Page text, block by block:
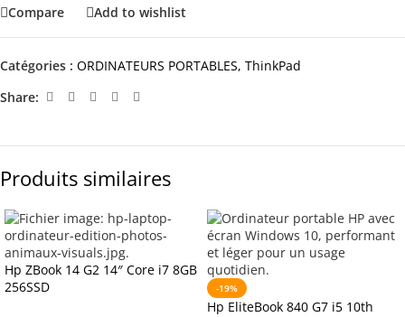
Compare Add to wishlist
Catégories : ORDINATEURS PORTABLES, ThinkPad
Share:
Produits similaires
Hp ZBook 14 G2 14″ Core i7 8GB
256SSD
-19%
Hp EliteBook 840 G7 i5 10th